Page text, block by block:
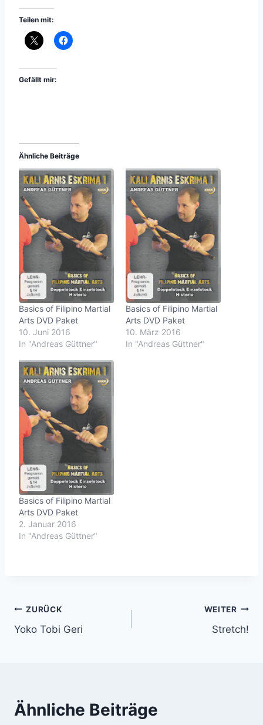
Teilen mit:
Gefällt mir:
Ähnliche Beiträge
Basics of Filipino Martial
Arts DVD Paket
10. Juni 2016
In "Andreas Güttner"
Basics of Filipino Martial
Arts DVD Paket
10. März 2016
In "Andreas Güttner"
Basics of Filipino Martial
Arts DVD Paket
2. Januar 2016
In "Andreas Güttner"
Beitragsnavigation
ZURÜCK
Yoko Tobi Geri
WEITER
Stretch!
Ähnliche Beiträge